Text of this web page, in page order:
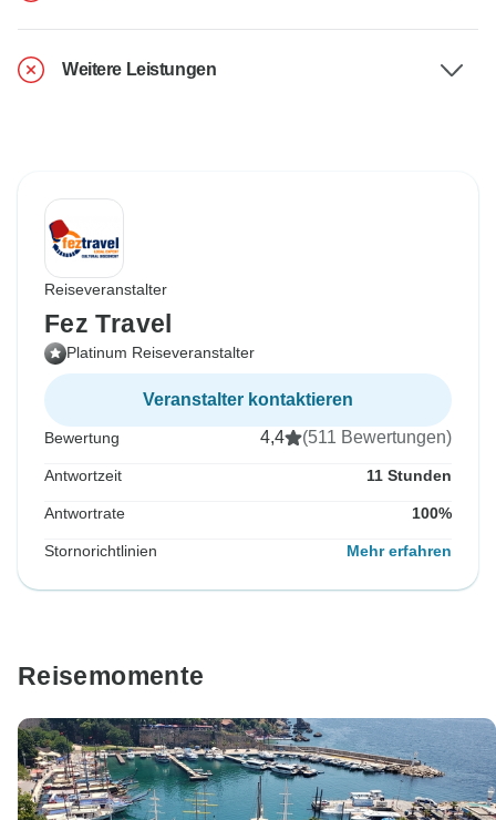
Weitere Leistungen
Reiseveranstalter
Fez Travel
Platinum Reiseveranstalter
Veranstalter kontaktieren
Bewertung 4,4 (511 Bewertungen)
Antwortzeit 11 Stunden
Antwortrate 100%
Stornorichtlinien Mehr erfahren
Reisemomente